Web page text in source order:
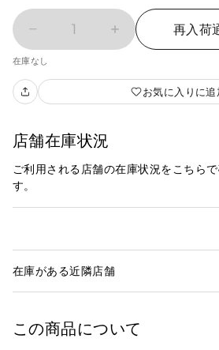
1 再入荷
在庫なし
お気に入りに追
店舗在庫状況
ご利用される店舗の在庫状況をこちら
す。
在庫がある近隣店舗
この商品について